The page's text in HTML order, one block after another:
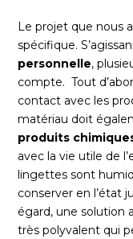
Le projet que nous
spécifique.
personnelle,
compte. Tout
contact avec les
matériau doit
produits
avec la vie utile de
lingettes sont
conserver en l’état
égard, une solution
très polyvalent qui